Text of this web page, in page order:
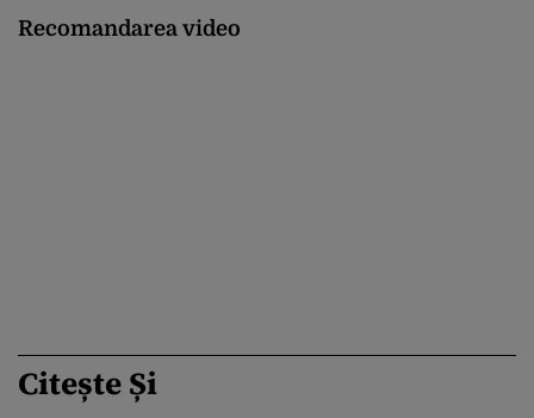
Recomandarea video
Citește Și